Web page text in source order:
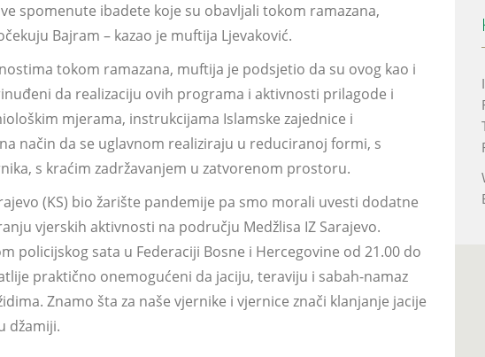
spomenute ibadete koje su obavljali tokom ramazana,
Bajram – kazao je muftija Ljevaković.
tokom ramazana, muftija je podsjetio da su ovog kao i
da realizaciju ovih programa i aktivnosti prilagode i
mjerama, instrukcijama Islamske zajednice i
način da se uglavnom realiziraju u reduciranoj formi, s
s kraćim zadržavanjem u zatvorenom prostoru.
(KS) bio žarište pandemije pa smo morali uvesti dodatne
vjerskih aktivnosti na području Medžlisa IZ Sarajevo.
policijskog sata u Federaciji Bosne i Hercegovine od 21.00 do
praktično onemogućeni da jaciju, teraviju i sabah-namaz
Znamo šta za naše vjernike i vjernice znači klanjanje jacije
džamiji.